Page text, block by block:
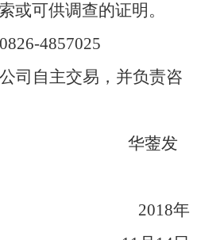
或可供调查的证明。
4857025
司自主交易，并负责咨
华蓥发
2018年